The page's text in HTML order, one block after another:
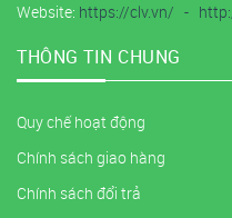
Website: https://clv.vn/ -
THÔNG TIN CHUNG
Quy chế hoạt động
Chính sách giao hàng
Chính sách đổi trả